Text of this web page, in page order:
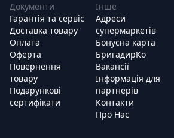
Документи
Гарантія та сервіс
Доставка товару
Оплата
Оферта
Повернення
товару
Подарункові
сертифікати
Інше
Адреси
супермаркетів
Бонусна карта
БригадирКо
Вакансії
Інформація для
партнерів
Контакти
Про Нас